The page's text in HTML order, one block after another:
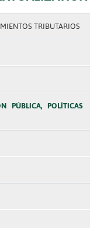
TRIBUTARIOS
PÚBLICA, POLÍTICAS